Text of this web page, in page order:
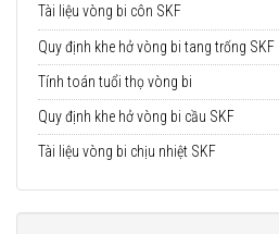
Tài liệu vòng bi côn SKF
Quy định khe hở vòng bi tang trống SKF
Tính toán tuổi thọ vòng bi
Quy định khe hở vòng bi cầu SKF
Tài liệu vòng bi chịu nhiệt SKF